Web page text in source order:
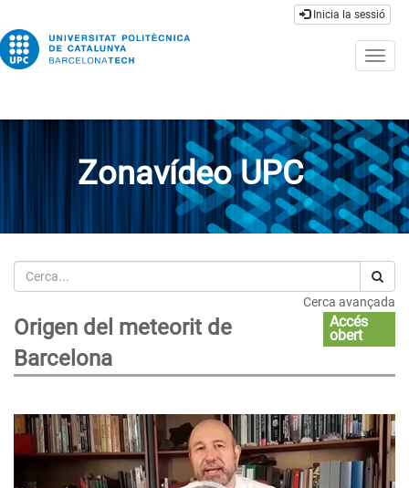
Inicia la sessió
Zonavídeo UPC
Cerca
Cerca avançada
Origen del meteorit de
Barcelona
Accés
obert